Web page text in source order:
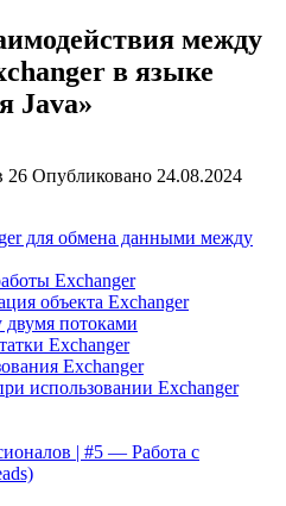
между
в языке
Java»
26 Опубликовано 24.08.2024
для обмена данными между
Exchanger
объекта Exchanger
потоками
Exchanger
Exchanger
использовании Exchanger
| #5 — Работа с